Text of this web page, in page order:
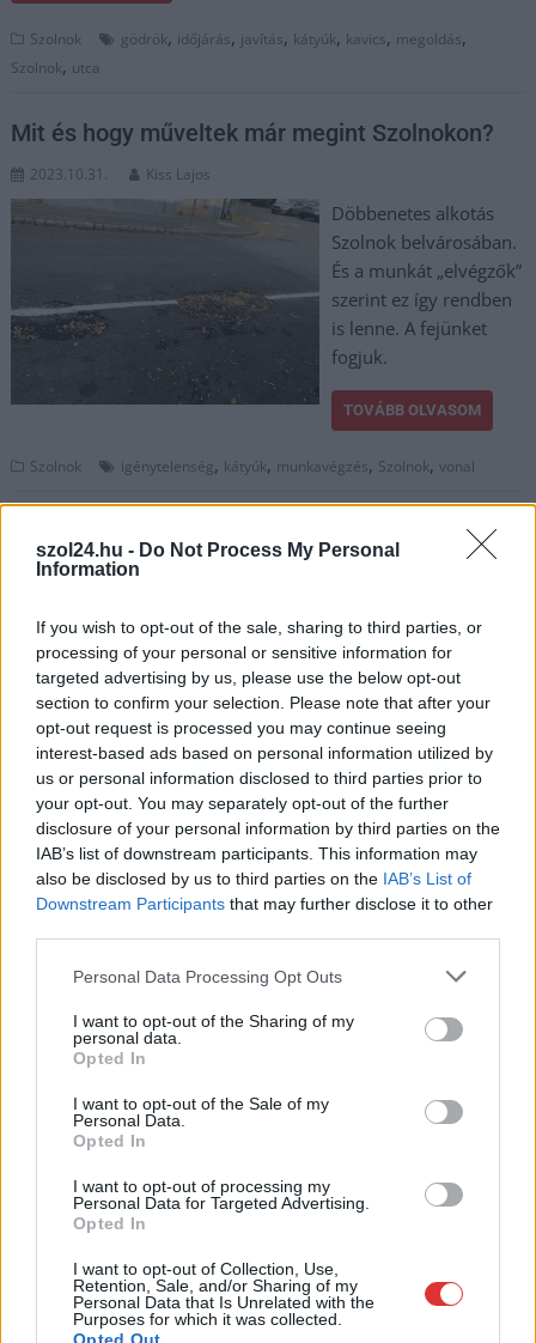
szol24.hu - Do Not Process My Personal
Information
If you wish to opt-out of the sale, sharing to third parties, or
processing of your personal or sensitive information for
targeted advertising by us, please use the below opt-out
section to confirm your selection. Please note that after your
opt-out request is processed you may continue seeing
interest-based ads based on personal information utilized by
us or personal information disclosed to third parties prior to
your opt-out. You may separately opt-out of the further
disclosure of your personal information by third parties on the
IAB’s list of downstream participants. This information may
also be disclosed by us to third parties on the IAB’s List of
Downstream Participants that may further disclose it to other
Please note that this website/app uses one or more Google
not limited to your visit or usage behaviour. You may click to
grant or deny consent to Google and its third-party tags to
use your data for below specified purposes in below Google
consent section.
Personal Data Processing Opt Outs
I want to opt-out of the Sharing of my
personal data.
Opted In
I want to opt-out of the Sale of my
Personal Data.
Opted In
I want to opt-out of processing my
Personal Data for Targeted Advertising.
Opted In
I want to opt-out of Collection, Use,
Retention, Sale, and/or Sharing of my
Personal Data that Is Unrelated with the
Purposes for which it was collected.
Szolnok gödrök, időjárás, javítás, kátyúk, kavics, megoldás,
Szolnok, utca
Mit és hogy műveltek már megint Szolnokon?
2023.10.31. Kiss Lajos
Döbbenetes alkotás
Szolnok belvárosában.
És a munkát „elvégzők”
szerint ez így rendben
is lenne. A fejünket
fogjuk.
TOVÁBB OLVASOM
Szolnok igénytelenség, kátyúk, munkavégzés, Szolnok,vonal
Hírlevél feliratkozás
Adja meg keresztnevét:
Adja
meg e-mail címét:
Nem szeretne lemaradni semmiről? Csak egy kattintás, és hírlevelünk a
legfrissebb információkkal és exkluzív tartalmakkal hétről hétre
postaládájába érkezik!
A SZOL24 legfrissebb 24 cikke